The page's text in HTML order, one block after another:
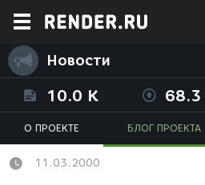
Новости
10.0 K 68.3
О ПРОЕКТЕ БЛОГ ПРОЕКТА
11.03.2000